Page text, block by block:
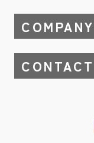
COMPANY
CONTACT